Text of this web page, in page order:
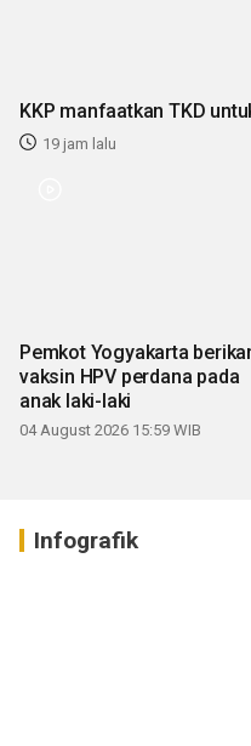
KKP manfaatkan TKD
19 jam lalu
Pemkot Yogyakarta
vaksin HPV perdana pada
anak laki-laki
04 August 2026 15:59 WIB
Infografik